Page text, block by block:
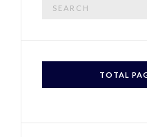
r
TOTAL